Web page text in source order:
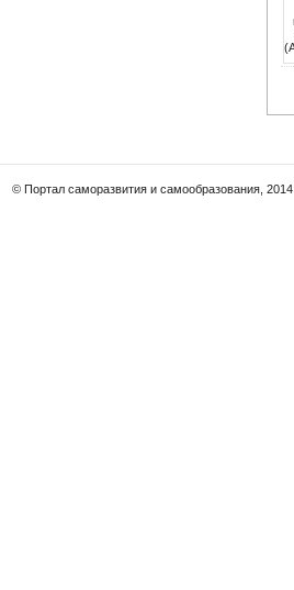
© Портал саморазвития и самообразования, 2014